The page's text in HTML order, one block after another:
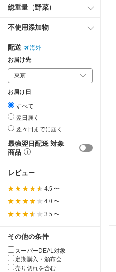
総重量（野菜）
不使用添加物
配送
海外
お届け先
お届け日
すべて
翌日届く
翌々日までに届く
最強翌日配送 対象
商品
レビュー
4.5 〜
4.0 〜
3.5 〜
その他の条件
スーパーDEAL対象
定期購入・頒布会
売り切れを含む